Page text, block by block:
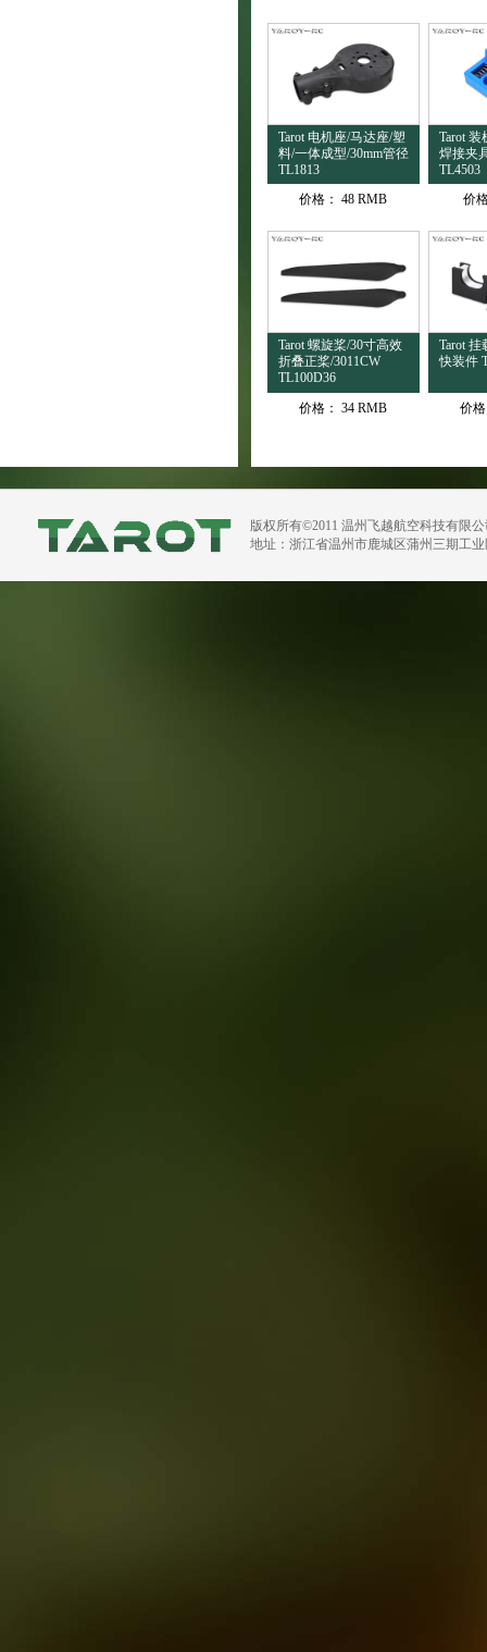
Tarot 电机座/马达座/塑
料/一体成型/30mm管径
TL1813
价格： 48 RMB
Tarot
焊接夹
TL4503
价
Tarot 螺旋桨/30寸高效
折叠正桨/3011CW
TL100D36
价格： 34 RMB
Tarot 挂
快装件
价
版权所有©2011 温州飞越航空科技有限
地址：浙江省温州市鹿城区蒲州三期工业